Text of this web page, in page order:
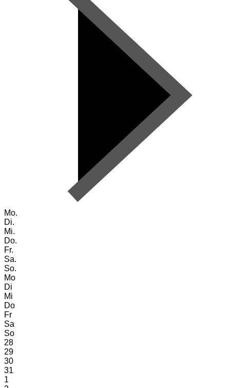
Mo.
Di.
Mi.
Do.
Fr.
Sa.
So.
Mo
Di
Mi
Do
Fr
Sa
So
28
29
30
31
1